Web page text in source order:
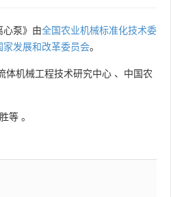
委员会
心泵》由全国农业机械标准化技术委
家发展和改革委员会。
体机械工程技术研究中心 、 中国农
等 。